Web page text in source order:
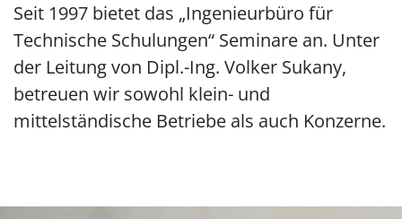
Seit 1997 bietet das „Ingenieurbüro für
Technische Schulungen“ Seminare an. Unter
der Leitung von Dipl.-Ing. Volker Sukany,
betreuen wir sowohl klein- und
mittelständische Betriebe als auch Konzerne.